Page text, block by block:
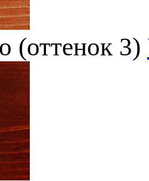
(оттенок 3)